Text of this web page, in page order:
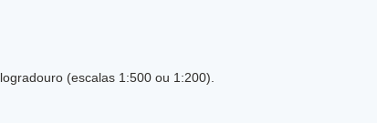
(escalas 1:500 ou 1:200).